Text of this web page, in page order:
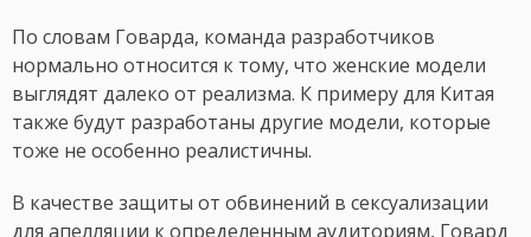
По словам Говарда, команда разработчиков
нормально относится к тому, что женские модели
выглядят далеко от реализма. К примеру для Китая
также будут разработаны другие модели, которые
тоже не особенно реалистичны.
В качестве защиты от обвинений в сексуализации
для апелляции к определенным аудиториям, Говард